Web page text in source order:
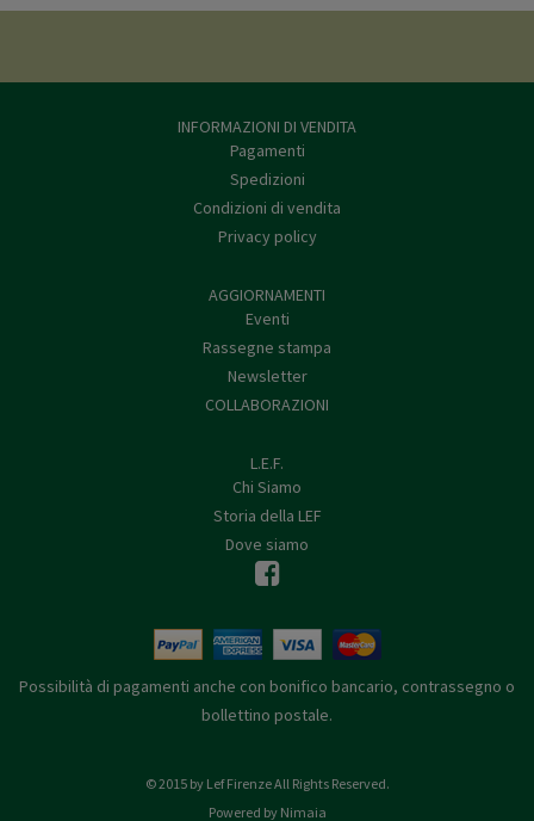
INFORMAZIONI DI VENDITA
Pagamenti
Spedizioni
Condizioni di vendita
Privacy policy
AGGIORNAMENTI
Eventi
Rassegne stampa
Newsletter
COLLABORAZIONI
L.E.F.
Chi Siamo
Storia della LEF
Dove siamo
Possibilità di pagamenti anche con bonifico bancario, contrassegno o
bollettino postale.
© 2015 by Lef Firenze All Rights Reserved.
Powered by Nimaia